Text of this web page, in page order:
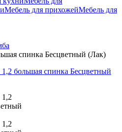
Мебель для прихожейМебель для
спинка Бесцветный (Лак)